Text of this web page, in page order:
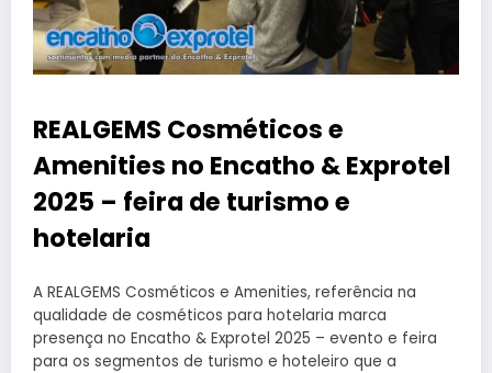
REALGEMS Cosméticos e
Amenities no Encatho & Exprotel
2025 – feira de turismo e
hotelaria
A REALGEMS Cosméticos e Amenities, referência na
qualidade de cosméticos para hotelaria marca
presença no Encatho & Exprotel 2025 – evento e feira
para os segmentos de turismo e hoteleiro que a